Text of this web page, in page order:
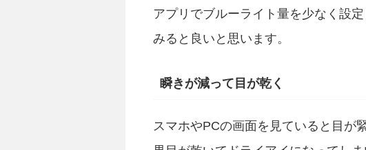
アプリでブルーライト量を少なく設
みると良いと思います。
瞬きが減って目が乾く
スマホやPCの画面を見ていると目が